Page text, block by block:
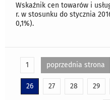
Wskaźnik cen towarów i
r. w stosunku do stycznia
0,1%).
1 poprzednia strona
26 27 28 29